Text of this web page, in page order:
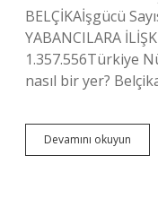
BELÇİKAİşgücü
YABANCILARA
1.357.556Türkiye
nasıl bir yer?
Devamını okuyun
Yaşam